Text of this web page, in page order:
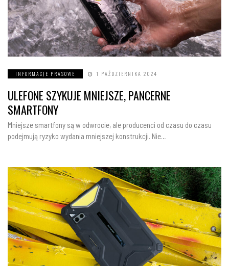
INFORMACJE PRASOWE 1 PAŹDZIERNIKA 2024
ULEFONE SZYKUJE MNIEJSZE, PANCERNE
SMARTFONY
Mniejsze smartfony są w odwrocie, ale producenci od czasu do czasu
podejmują ryzyko wydania mniejszej konstrukcji. Nie…